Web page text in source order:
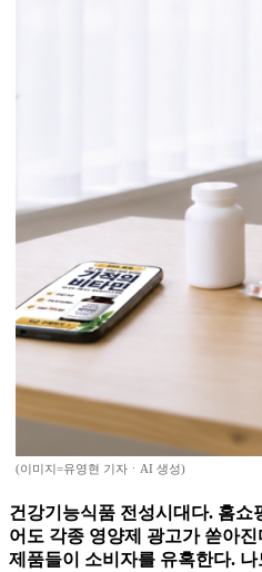
(이미지=유영현 기자ㆍAI 생성)
건강기능식품 전성시대다. 홈쇼
어도 각종 영양제 광고가 쏟아
제품들이 소비자를 유혹한다.